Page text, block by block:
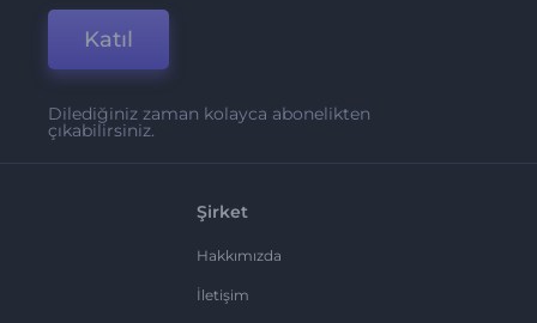
Katıl
Dilediğiniz zaman kolayca abonelikten
çıkabilirsiniz.
Şirket
Hakkımızda
İletişim